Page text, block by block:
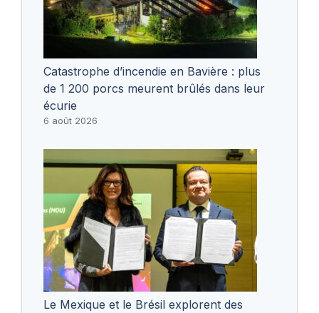
Catastrophe d’incendie en Bavière : plus
de 1 200 porcs meurent brûlés dans leur
écurie
6 août 2026
Le Mexique et le Brésil explorent des